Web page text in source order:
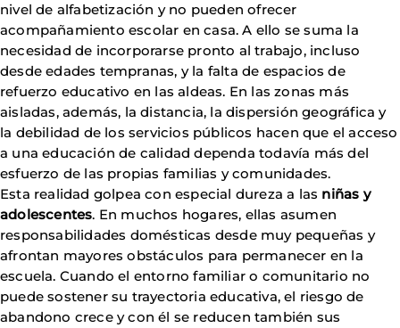
nivel de alfabetización y no pueden ofrecer
acompañamiento escolar en casa. A ello se suma la
necesidad de incorporarse pronto al trabajo, incluso
desde edades tempranas, y la falta de espacios de
refuerzo educativo en las aldeas. En las zonas más
aisladas, además, la distancia, la dispersión geográfica y
la debilidad de los servicios públicos hacen que el acceso
a una educación de calidad dependa todavía más del
esfuerzo de las propias familias y comunidades.
Esta realidad golpea con especial dureza a las niñas y
adolescentes. En muchos hogares, ellas asumen
responsabilidades domésticas desde muy pequeñas y
afrontan mayores obstáculos para permanecer en la
escuela. Cuando el entorno familiar o comunitario no
puede sostener su trayectoria educativa, el riesgo de
abandono crece y con él se reducen también sus